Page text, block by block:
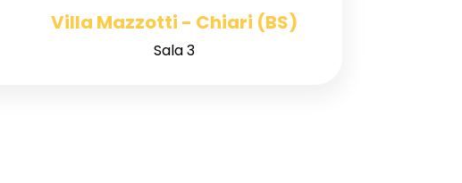
Villa Mazzotti - Chiari (BS)
Sala 3